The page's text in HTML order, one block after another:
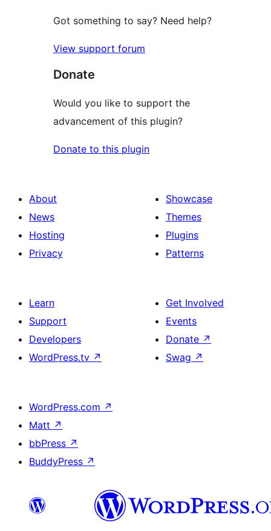
Got something to say? Need help?
View support forum
Donate
Would you like to support the
advancement of this plugin?
Donate to this plugin
About
News
Hosting
Privacy
Showcase
Themes
Plugins
Patterns
Learn
Support
Developers
WordPress.tv ↗
Get Involved
Events
Donate ↗
Swag ↗
WordPress.com ↗
Matt ↗
bbPress ↗
BuddyPress ↗